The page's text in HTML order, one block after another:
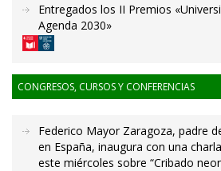
Entregados los II Premios
Agenda 2030»
CONGRESOS, CURSOS Y CONFERENCIAS
Federico Mayor Zaragoza, padre
en España, inaugura con una
este miércoles sobre “Cribado